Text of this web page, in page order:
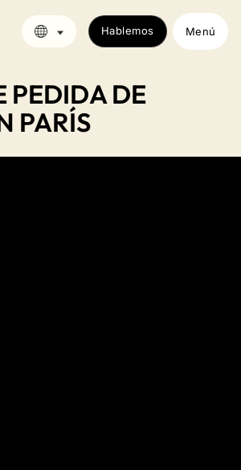
Hablemos Menú
PEDIDA DE
PARÍS